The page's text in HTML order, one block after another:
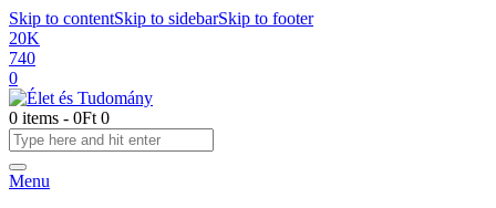
Skip to contentSkip to sidebarSkip to footer
20K
740
0
0 items - 0Ft 0
Menu